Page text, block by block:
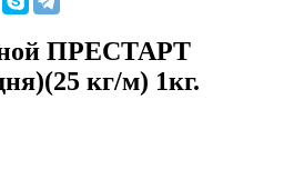
ПРЕСТАРТ
кг/м) 1кг.